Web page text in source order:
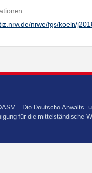
nrwe/fgs/koeln/
– Die Deutsche Anwalts-
für die mittelständische